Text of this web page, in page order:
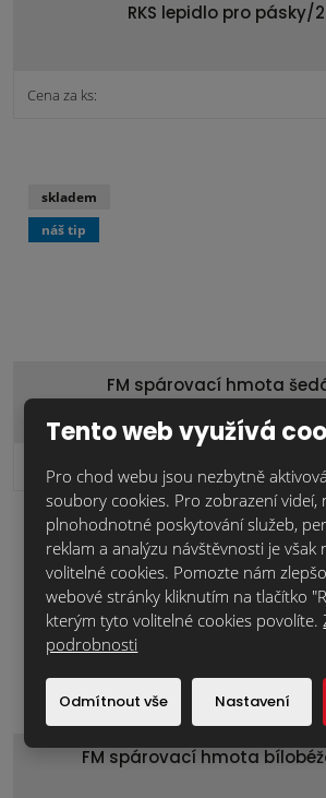
RKS lepidlo pro pásky/
Cena za ks:
FM spárovací hmota
Cena za ks:
skladem
náš tip
FM spárovací hmota
skladem
náš tip
Tento web využívá
Pro chod webu jsou nezbytně
soubory cookies. Pro zobrazení videí,
plnohodnotné poskytování služeb,
reklam a analýzu návštěvnosti je však
volitelné cookies. Pomozte nám
webové stránky kliknutím na tlačítko
kterým tyto volitelné cookies povolíte.
podrobnosti
Odmítnout vše Nastavení